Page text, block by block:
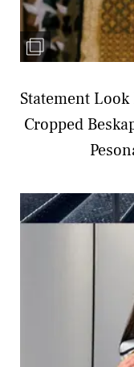
Statement
Cropped